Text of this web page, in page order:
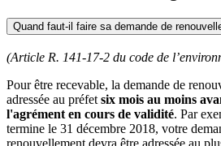
Quand faut-il faire sa demande de
(Article R. 141-17-2 du code de
Pour être recevable, la demande de
adressée au préfet six mois au moins
l'agrément en cours de validité. Par
termine le 31 décembre 2018, votre
renouvellement devra être adressée au